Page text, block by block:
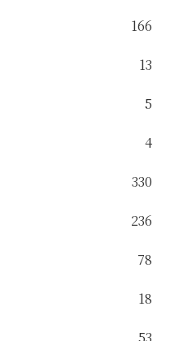
166
13
5
4
330
236
78
18